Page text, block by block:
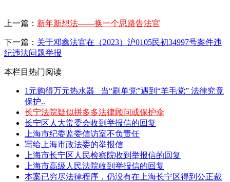
上一篇： 新年新想法——换一个思路告法官
下一篇： 关于邓鑫法官在（2023）沪0105民初34997号案件违
纪违法问题举报
本栏目热门阅读
1元购得万元热水器 _当“刷单党”遇到“羊毛党” 法律究竟
保护..
长宁法院疑似拼多多法律顾问或保护伞
长宁区人大常委会收到举报信的回复
上海市纪委监委信访室不负责任
写给上海市政法委的举报信
上海市长宁区人民检察院收到举报信的回复
上海市高级人民法院收到举报信的回复
本案已穷尽法律程序，仍没有在上海长宁区得到公正裁